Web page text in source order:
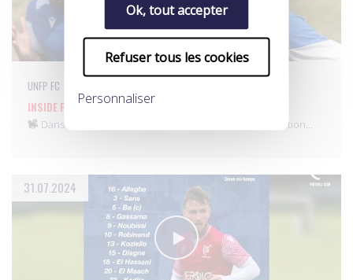
Ok, tout accepter
Refuser tous les cookies
Personnaliser
UNFP FC
INSIDE FC METZ-UNFP FC DU 31 JUILLET 2024
Dans les coulisses de cette 5e rencontre de préparation…
31.07.2024